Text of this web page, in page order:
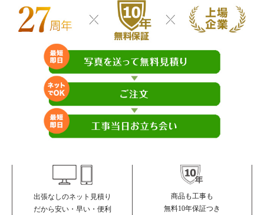
出張なしのネット見積り
だから安い・早い・便利
商品も工事も
無料10年保証つき